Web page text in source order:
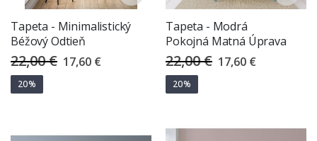
Tapeta - Minimalistický
Béžový Odtieň
22,00 € Special
Price
17,60 €
20%
Tapeta - Modrá
Pokojná Matná Úprava
22,00 € Special
Price
17,60 €
20%